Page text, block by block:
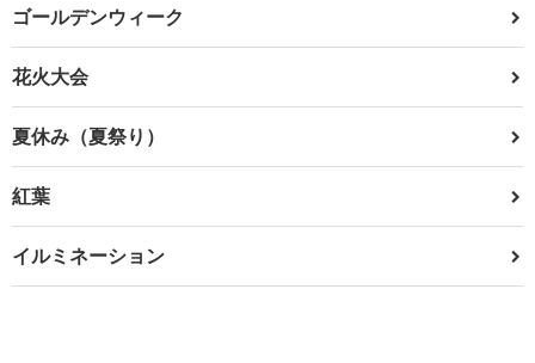
ゴールデンウィーク
花火大会
夏休み（夏祭り）
紅葉
イルミネーション